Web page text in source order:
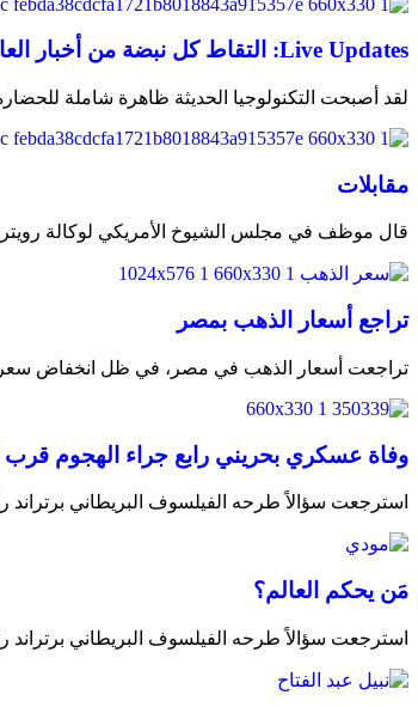
التقاط كل نبضة من أخبار
لقد أصبحت التكنولوجيا الحديثة ظاهرة شاملة
مقابلات
قال موظف في مجلس الشيوخ الأمريكي لوكالة
تراجع أسعار الذهب بمصر
تراجعت أسعار الذهب في مصر، في ظل انخفاض سعر
وفاة عسكري بحريني رابع جراء الهجوم قرب
استرجعت سؤالاً طرحه الفيلسوف البريطاني برتراند
مَن يحكم العالم؟
استرجعت سؤالاً طرحه الفيلسوف البريطاني برتراند